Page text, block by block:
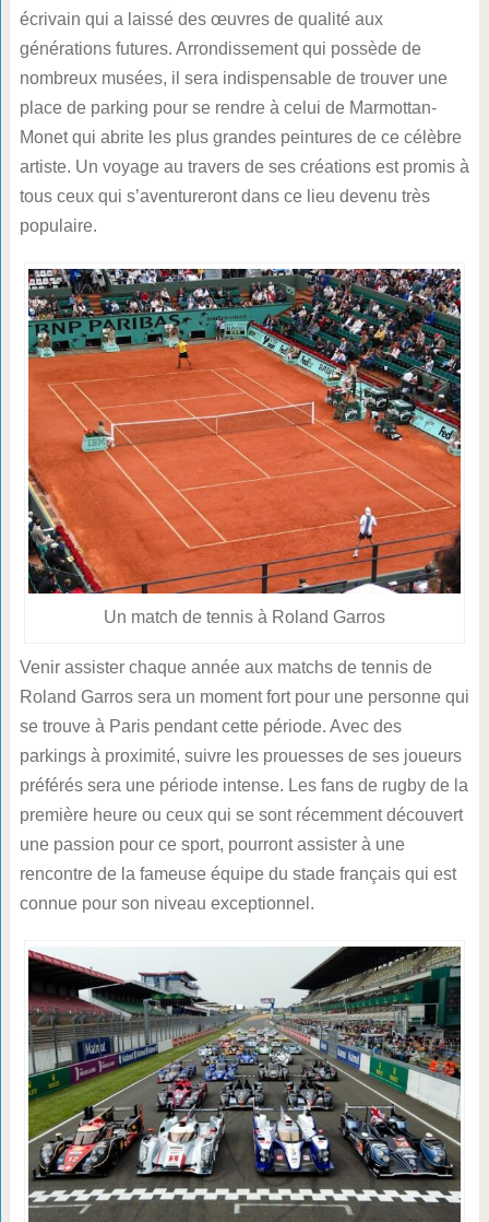
écrivain qui a laissé des œuvres de qualité aux
générations futures. Arrondissement qui possède de
nombreux musées, il sera indispensable de trouver une
place de parking pour se rendre à celui de Marmottan-
Monet qui abrite les plus grandes peintures de ce célèbre
artiste. Un voyage au travers de ses créations est promis à
tous ceux qui s’aventureront dans ce lieu devenu très
populaire.
Un match de tennis à Roland Garros
Venir assister chaque année aux matchs de tennis de
Roland Garros sera un moment fort pour une personne qui
se trouve à Paris pendant cette période. Avec des
parkings à proximité, suivre les prouesses de ses joueurs
préférés sera une période intense. Les fans de rugby de la
première heure ou ceux qui se sont récemment découvert
une passion pour ce sport, pourront assister à une
rencontre de la fameuse équipe du stade français qui est
connue pour son niveau exceptionnel.